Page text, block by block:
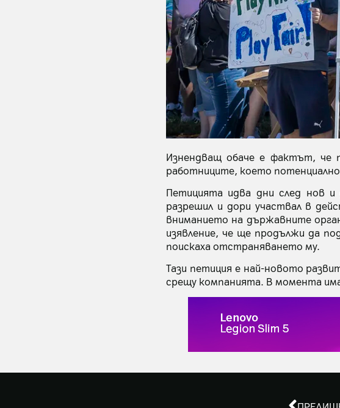
Изнендващ обаче е фактът, че
работниците, което
Петицията идва дни след нов
разрешил и дори участвал в
вниманието на държавните
изявление, че ще продължи да
поискаха отстраняването му.
Тази петиция е най-новото
срещу компанията. В момента